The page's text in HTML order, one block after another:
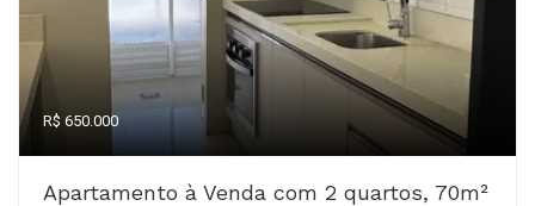
R$ 650.000
Apartamento à Venda com 2 quartos, 70m²